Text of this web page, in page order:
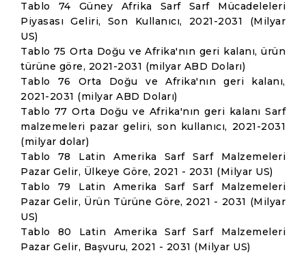
Tablo 74 Güney Afrika Sarf Sarf Mücadeleleri
Piyasası Geliri, Son Kullanıcı, 2021-2031 (Milyar
US)
Tablo 75 Orta Doğu ve Afrika'nın geri kalanı, ürün
türüne göre, 2021-2031 (milyar ABD Doları)
Tablo 76 Orta Doğu ve Afrika'nın geri kalanı,
2021-2031 (milyar ABD Doları)
Tablo 77 Orta Doğu ve Afrika'nın geri kalanı Sarf
malzemeleri pazar geliri, son kullanıcı, 2021-2031
(milyar dolar)
Tablo 78 Latin Amerika Sarf Sarf Malzemeleri
Pazar Gelir, Ülkeye Göre, 2021 - 2031 (Milyar US)
Tablo 79 Latin Amerika Sarf Sarf Malzemeleri
Pazar Gelir, Ürün Türüne Göre, 2021 - 2031 (Milyar
US)
Tablo 80 Latin Amerika Sarf Sarf Malzemeleri
Pazar Gelir, Başvuru, 2021 - 2031 (Milyar US)